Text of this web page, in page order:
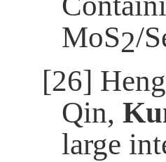
MoS2/
[26]
Qin,
large